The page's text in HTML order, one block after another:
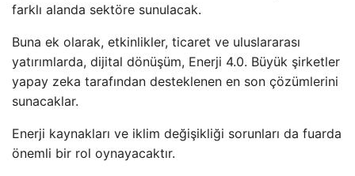
farklı alanda sektöre sunulacak.
Buna ek olarak, etkinlikler, ticaret ve uluslararası
yatırımlarda, dijital dönüşüm, Enerji 4.0. Büyük şirketler
yapay zeka tarafından desteklenen en son çözümlerini
sunacaklar.
Enerji kaynakları ve iklim değişikliği sorunları da fuarda
önemli bir rol oynayacaktır.